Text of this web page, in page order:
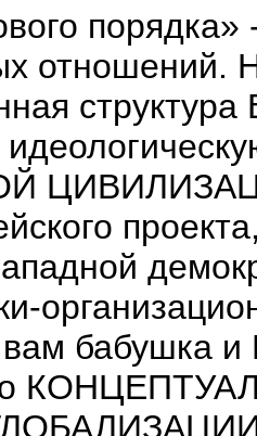
отношений.
вам бабушка
о